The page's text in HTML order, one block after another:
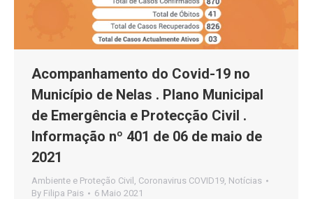
Acompanhamento do Covid-19 no
Município de Nelas . Plano Municipal
de Emergência e Protecção Civil .
Informação nº 401 de 06 de maio de
2021
Ambiente e Proteção Civil Coronavirus COVID19 Notícias
By Filipa Pais 6 Maio 2021